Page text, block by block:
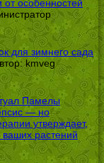
от особенностей
для зимнего сада
kmveg
Памелы
— но
утверждает,
ваших растений